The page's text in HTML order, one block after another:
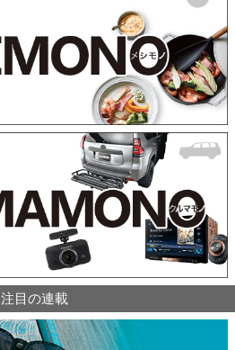
注目の連載